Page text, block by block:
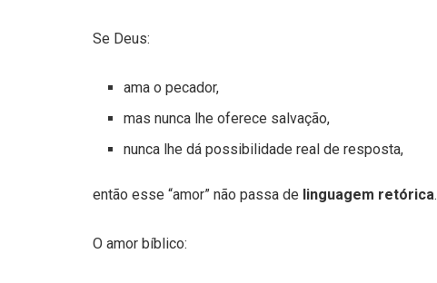
Se Deus:
ama o pecador,
mas nunca lhe oferece salvação,
nunca lhe dá possibilidade real de resposta,
então esse “amor” não passa de linguagem retórica.
O amor bíblico: